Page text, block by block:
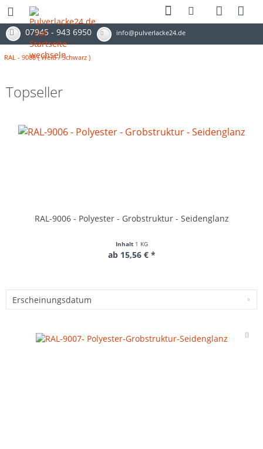
07945 - 943 6950 info@pulverlacke24.de
RAL - 9000 ( Weiß / Schwarz )
Topseller
RAL-9006 - Polyester - Grobstruktur - Seidenglanz
Inhalt 1 KG
ab 15,56 € *